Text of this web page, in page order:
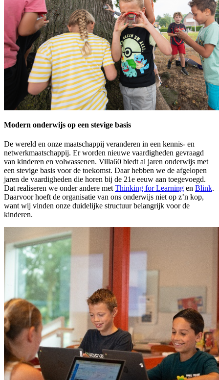
Modern onderwijs op een stevige basis
De wereld en onze maatschappij veranderen in een kennis- en
netwerkmaatschappij. Er worden nieuwe vaardigheden gevraagd
van kinderen en volwassenen. Villa60 biedt al jaren onderwijs met
een stevige basis voor de toekomst. Daar hebben we de afgelopen
jaren de vaardigheden die horen bij de 21e eeuw aan toegevoegd.
Dat realiseren we onder andere metThinking for Learning en Blink.
Daarvoor hoeft de organisatie van ons onderwijs niet op z’n kop,
want wij vinden onze duidelijke structuur belangrijk voor de
kinderen.